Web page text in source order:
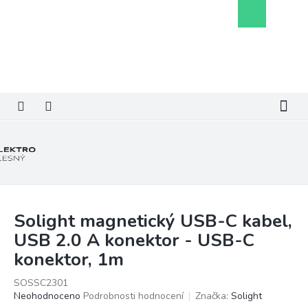
košík
Solight magnetický USB-C kabel,
USB 2.0 A konektor - USB-C
konektor, 1m
SOSSC2301
Průměrné
Neohodnoceno Podrobnosti hodnocení Značka: Solight